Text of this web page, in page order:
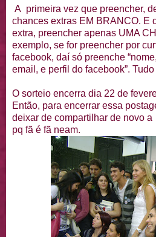
A primeira vez que preencher,
chances extras EM BRANCO. E
extra, preencher apenas UMA
exemplo, se for preencher por
facebook, daí só preenche
email, e perfil do facebook”.
O sorteio encerra dia 22 de
Então, para encerrar essa
deixar de compartilhar de novo
pq fã é fã neam.